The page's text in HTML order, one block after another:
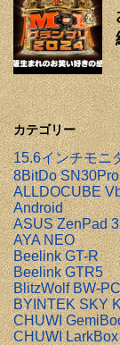
カテゴリー
15.6インチモニ
8BitDo
ALLDOCUBE
Android
ASUS ZenPad
AYA NEO
Beelink GT-R
Beelink GTR5
BlitzWolf BW-
BYINTEK SKY
CHUWI
CHUWI LarkBox